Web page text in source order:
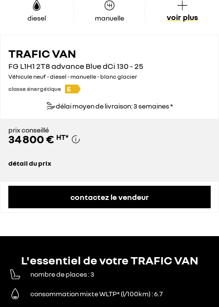
diesel manuelle voir plus
TRAFIC VAN
FG L1H1 2T8 advance Blue dCi 130 - 25
Véhicule neuf - diesel - manuelle - blanc glacier
classe énergétique
E
délai moyen de livraison: 3 semaines *
prix conseillé
34 800 € HT*
détail du prix
contactez le vendeur
L'essentiel de votre TRAFIC VAN
nombre de places 3
consommation mixte WLTP* (l/100km) 6.7